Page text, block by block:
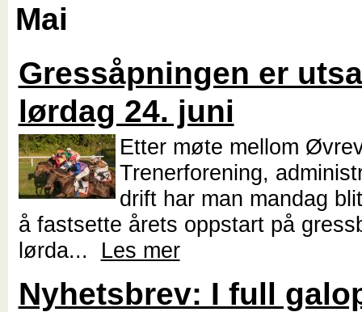
Mai
Gressåpningen er
lørdag 24. juni
Etter møte mellom
Trenerforening,
drift har man mandag
å fastsette årets oppstart på
lørda... Les mer
Nyhetsbrev: I full